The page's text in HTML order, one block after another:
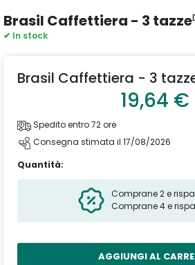
Brasil Caffettiera - 3 tazze
✔ In stock
Brasil Caffettiera - 3
19,64 €
Spedito entro 72 ore
Consegna stimata il 17/08/2026
Quantità:
Comprane 2 e
Comprane 4 e
AGGIUNGI AL